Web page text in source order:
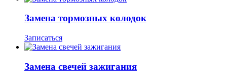
Замена тормозных колодок
Записаться
Замена свечей зажигания